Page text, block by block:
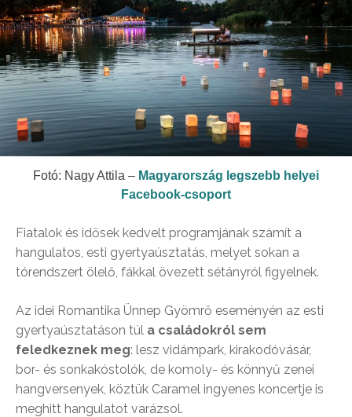
Fotó: Nagy Attila – Magyarország legszebb helyei
Facebook-csoport
Fiatalok és idősek kedvelt programjának számít a
hangulatos, esti gyertyaúsztatás, melyet sokan a
tórendszert ölelő, fákkal övezett sétányról figyelnek.
Az idei Romantika Ünnep Gyömrő eseményén az esti
gyertyaúsztatáson túl a családokról sem
feledkeznek meg: lesz vidámpark, kirakodóvásár,
bor- és sonkakóstolók, de komoly- és könnyű zenei
hangversenyek, köztük Caramel ingyenes koncertje is
meghitt hangulatot varázsol.